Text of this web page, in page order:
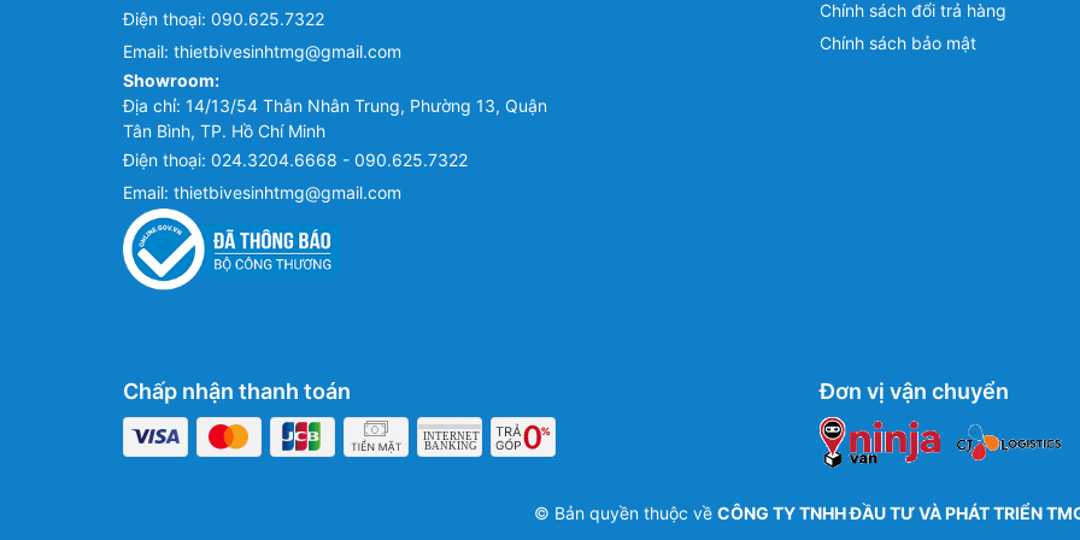
Điện thoại: 090.625.7322
Email: thietbivesinhtmg@gmail.com
Showroom:
Địa chỉ: 14/13/54 Thân Nhân Trung, Phường 13, Quận
Tân Bình, TP. Hồ Chí Minh
Điện thoại: 024.3204.6668 - 090.625.7322
Email: thietbivesinhtmg@gmail.com
Chính sách đổi trả hàng
Chính sách bảo mật
Chấp nhận thanh toán Đơn vị vận chuyển
© Bản quyền thuộc về CÔNG TY TNHH ĐẦU TƯ VÀ PHÁT TRIỂN